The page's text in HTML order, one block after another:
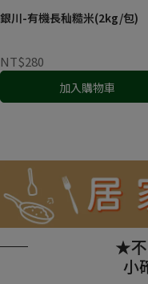
銀川-有機長秈糙米(2kg/包)
NT$280
加入購物車
★
小